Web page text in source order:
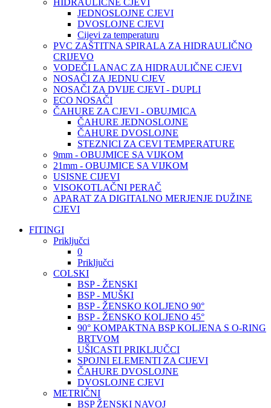
HIDRAULIČNE CJEVI
JEDNOSLOJNE CJEVI
DVOSLOJNE CJEVI
Cijevi za temperaturu
PVC ZAŠTITNA SPIRALA ZA HIDRAULIČNO
CRIJEVO
VODEČI LANAC ZA HIDRAULIČNE CJEVI
NOSAČI ZA JEDNU CJEV
NOSAČI ZA DVIJE CJEVI - DUPLI
ECO NOSAČI
ČAHURE ZA CJEVI - OBUJMICA
ČAHURE JEDNOSLOJNE
ČAHURE DVOSLOJNE
STEZNICI ZA CEVI TEMPERATURE
9mm - OBUJMICE SA VIJKOM
21mm - OBUJMICE SA VIJKOM
USISNE CIJEVI
VISOKOTLAČNI PERAČ
APARAT ZA DIGITALNO MERJENJE DUŽINE
CJEVI
FITINGI
Priključci
0
Priključci
COLSKI
BSP - ŽENSKI
BSP - MUŠKI
BSP - ŽENSKO KOLJENO 90°
BSP - ŽENSKO KOLJENO 45°
90° KOMPAKTNA BSP KOLJENA S O-RING
BRTVOM
UŠICASTI PRIKLJUČCI
SPOJNI ELEMENTI ZA CIJEVI
ČAHURE DVOSLOJNE
DVOSLOJNE CJEVI
METRIČNI
BSP ŽENSKI NAVOJ